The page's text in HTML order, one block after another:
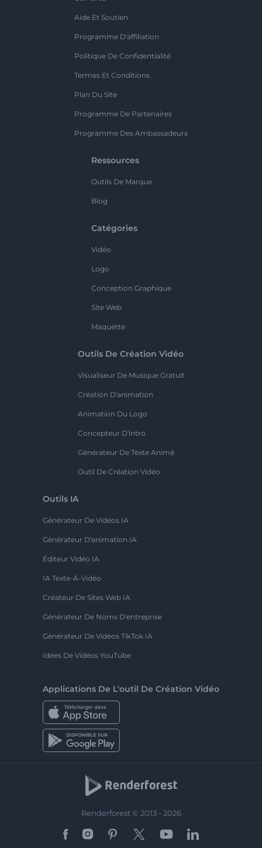
Aide Et Soutien
Programme D'affiliation
Politique De Confidentialité
Termes Et Conditions
Plan Du Site
Programme De Partenaires
Programme Des Ambassadeurs
Ressources
Outils De Marque
Blog
Catégories
Vidéo
Logo
Conception Graphique
Site Web
Maquette
Outils De Création Vidéo
Visualiseur De Musique Gratuit
Création D'animation
Animation Du Logo
Concepteur D'intro
Générateur De Texte Animé
Outil De Création Vidéo
Outils IA
Générateur De Vidéos IA
Générateur D'animation IA
Éditeur Vidéo IA
IA Texte-À-Vidéo
Créateur De Sites Web IA
Générateur De Noms D'entreprise
Générateur De Vidéos TikTok IA
Idées De Vidéos YouTube
Applications De L'outil De Création Vidéo
Renderforest © 2013 - 2026